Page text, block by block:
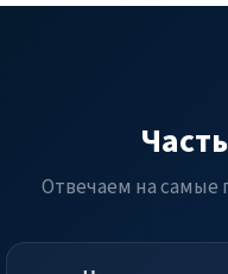
Отвечаем на самые